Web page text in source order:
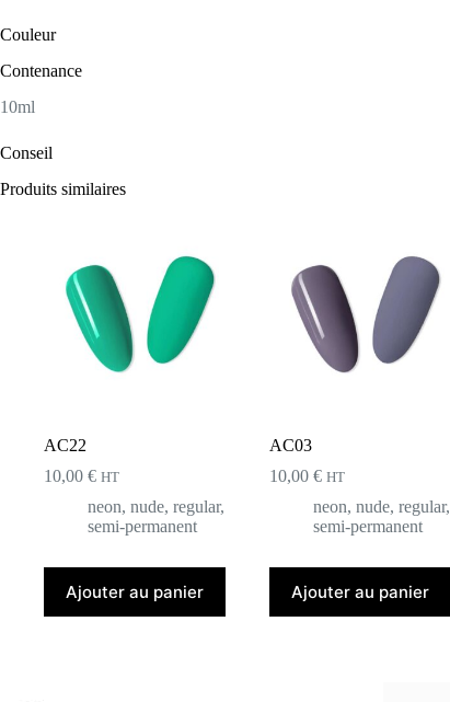
Couleur
Contenance
10ml
Conseil
Produits similaires
AC22
10,00 € HT
neon, nude, regular,
semi-permanent
Ajouter au panier
AC03
10,00€ HT
neon,nude,regular,
semi-permanent
Ajouter au panier